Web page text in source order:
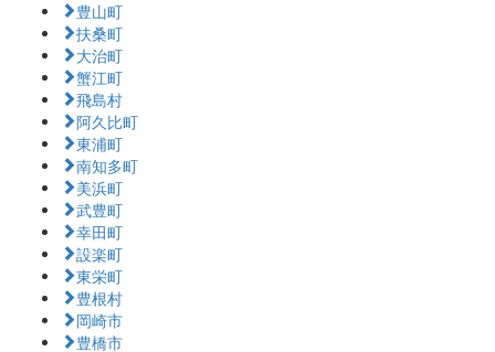
豊山町
扶桑町
大治町
蟹江町
飛島村
阿久比町
東浦町
南知多町
美浜町
武豊町
幸田町
設楽町
東栄町
豊根村
岡崎市
豊橋市